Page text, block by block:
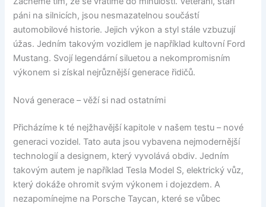
páni na silnicích, jsou nesmazatelnou součástí
automobilové historie. Jejich výkon a styl stále vzbuzují
úžas. Jedním takovým vozidlem je například kultovní Ford
Mustang. Svojí legendární siluetou a nekompromisním
výkonem si získal nejrůznější generace řidičů.
Nová generace – věží si nad ostatními
Přicházíme k té nejžhavější kapitole v našem testu – nové
generaci vozidel. Tato auta jsou vybavena nejmodernější
technologií a designem, který vyvolává obdiv. Jedním
takovým autem je například Tesla Model S, elektrický vůz,
který dokáže ohromit svým výkonem i dojezdem. A
nezapomínejme na Porsche Taycan, které se vůbec